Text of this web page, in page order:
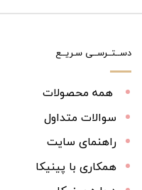
دســتــرســی سـریــع
همه محصولات
سوالات متداول
راهنمای سایت
همکاری با پینیکا